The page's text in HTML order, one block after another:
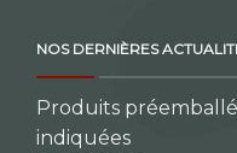
NOS DERNIÈRES
Produits
indiquées